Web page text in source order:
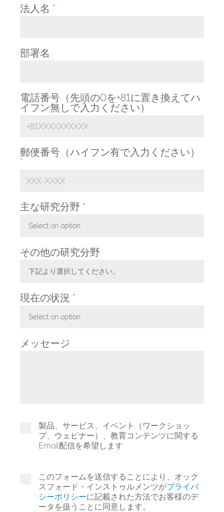
法人名 *
部署名
電話番号（先頭の0を+81に置き換えてハ
イフン無しで入力ください）
郵便番号（ハイフン有で入力ください）
*
主な研究分野 *
Select an option
その他の研究分野
下記より選択してください。
現在の状況 *
Select an option
メッセージ
製品、サービス、イベント（ワークショッ
プ、ウェビナー）、教育コンテンツに関する
Email配信を希望します
このフォームを送信することにより、オック
スフォード・インストゥルメンツがプライバ
シーポリシーに記載された方法でお客様のデ
ータを扱うことに同意します。